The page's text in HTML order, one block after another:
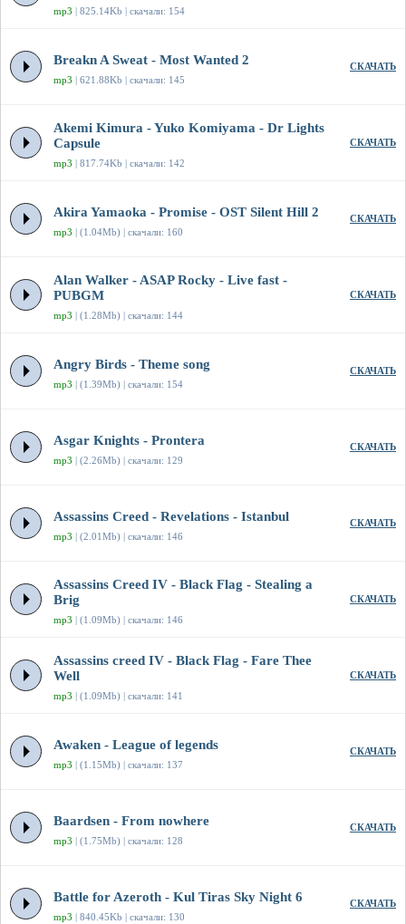
mp3 | 825.14Kb | скачали: 154
Breakn A Sweat - Most Wanted 2
mp3 | 621.88Kb | скачали: 145
СКАЧАТЬ
Akemi Kimura - Yuko Komiyama - Dr Lights
Capsule
mp3 | 817.74Kb | скачали: 142
СКАЧАТЬ
Akira Yamaoka - Promise - OST Silent Hill 2
mp3 | (1.04Mb) | скачали: 160
СКАЧАТЬ
Alan Walker - ASAP Rocky - Live fast -
PUBGM
mp3 | (1.28Mb) | скачали: 144
СКАЧАТЬ
Angry Birds - Theme song
mp3 | (1.39Mb) | скачали: 154
СКАЧАТЬ
Asgar Knights - Prontera
mp3 | (2.26Mb) | скачали: 129
СКАЧАТЬ
Assassins Creed - Revelations - Istanbul
mp3 | (2.01Mb) | скачали: 146
СКАЧАТЬ
Assassins Creed IV - Black Flag - Stealing a
Brig
mp3 | (1.09Mb) | скачали: 146
СКАЧАТЬ
Assassins creed IV - Black Flag - Fare Thee
Well
mp3 | (1.09Mb) | скачали: 141
СКАЧАТЬ
Awaken - League of legends
mp3 | (1.15Mb) | скачали: 137
СКАЧАТЬ
Baardsen - From nowhere
mp3 | (1.75Mb) | скачали: 128
СКАЧАТЬ
Battle for Azeroth - Kul Tiras Sky Night 6
mp3 | 840.45Kb | скачали: 130
СКАЧАТЬ